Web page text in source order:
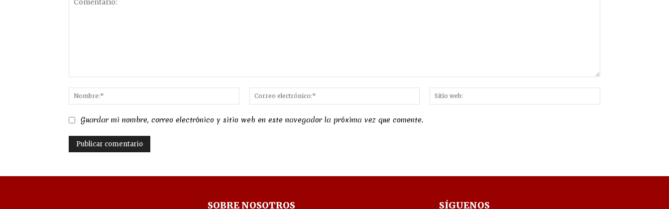
Nombre:*
Correo
electrónico:*
web:
Guardar mi nombre, correo electrónico y sitio web en este navegador la próxima vez que comente.
SOBRE NOSOTROS SÍGUENOS